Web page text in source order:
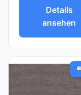
Details
ansehen